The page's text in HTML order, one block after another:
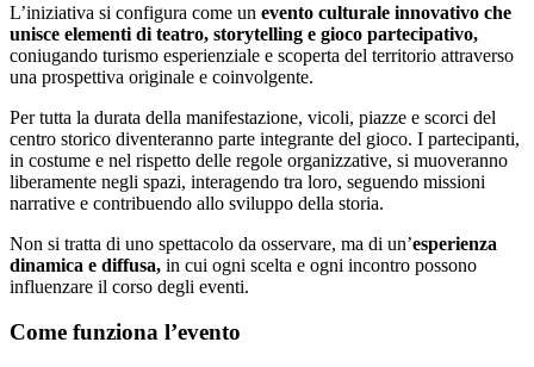
L’iniziativa si configura come un evento culturale innovativo che
unisce elementi di teatro, storytelling e gioco partecipativo,
coniugando turismo esperienziale e scoperta del territorio attraverso
una prospettiva originale e coinvolgente.
Per tutta la durata della manifestazione, vicoli, piazze e scorci del
centro storico diventeranno parte integrante del gioco. I partecipanti,
in costume e nel rispetto delle regole organizzative, si muoveranno
liberamente negli spazi, interagendo tra loro, seguendo missioni
narrative e contribuendo allo sviluppo della storia.
Non si tratta di uno spettacolo da osservare, ma di un’esperienza
dinamica e diffusa, in cui ogni scelta e ogni incontro possono
influenzare il corso degli eventi.
Come funziona l’evento